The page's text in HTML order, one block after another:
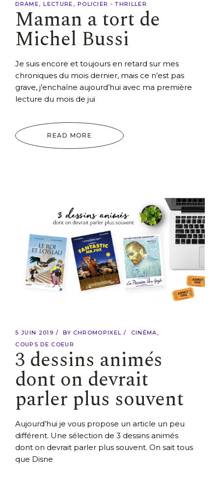
DRAME
LECTURE POLICIER - THRILLER
Maman a tort de
Michel Bussi
Je suis encore et toujours en retard sur mes
chroniques du mois dernier, mais ce n’est pas
grave, j’enchaîne aujourd’hui avec ma première
lecture du mois de jui
READ MORE
5 JUIN 2019 BY CHROMOPIXEL
CINÉMA
COUPS DE COEUR
3 dessins animés
dont on devrait
parler plus souvent
Aujourd’hui je vous propose un article un peu
différent. Une sélection de 3 dessins animés
dont on devrait parler plus souvent. On sait tous
que Disne